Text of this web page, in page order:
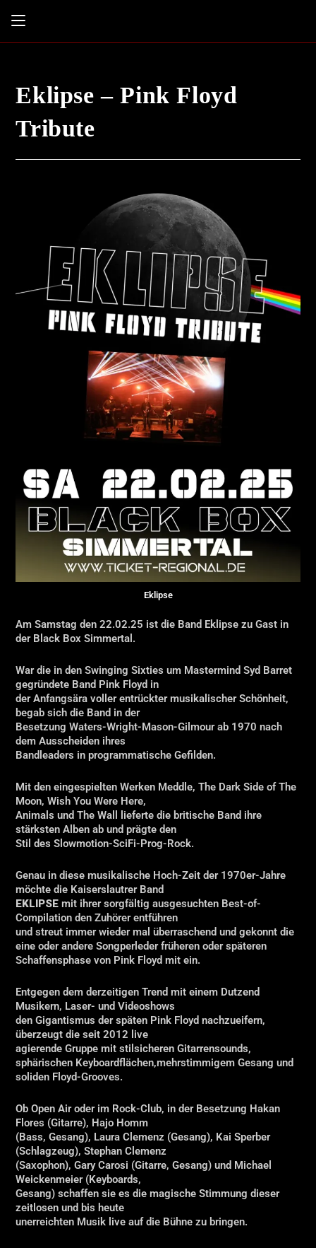
Eklipse – Pink Floyd
Tribute
Eklipse
Am Samstag den 22.02.25 ist die Band Eklipse zu Gast in
der Black Box Simmertal.
War die in den Swinging Sixties um Mastermind Syd Barret
gegründete Band Pink Floyd in
der Anfangsära voller entrückter musikalischer Schönheit,
begab sich die Band in der
Besetzung Waters-Wright-Mason-Gilmour ab 1970 nach
dem Ausscheiden ihres
Bandleaders in programmatische Gefilden.
Mit den eingespielten Werken Meddle, The Dark Side of The
Moon, Wish You Were Here,
Animals und The Wall lieferte die britische Band ihre
stärksten Alben ab und prägte den
Stil des Slowmotion-SciFi-Prog-Rock.
Genau in diese musikalische Hoch-Zeit der 1970er-Jahre
möchte die Kaiserslautrer Band
EKLIPSEmit ihrer sorgfältig ausgesuchten Best-of-
Compilation den Zuhörer entführen
und streut immer wieder mal überraschend und gekonnt die
eine oder andere Songperleder früheren oder späteren
Schaffensphase von Pink Floyd mit ein.
Entgegen dem derzeitigen Trend mit einem Dutzend
Musikern, Laser- und Videoshows
den Gigantismus der späten Pink Floyd nachzueifern,
überzeugt die seit 2012 live
agierende Gruppe mit stilsicheren Gitarrensounds,
sphärischen Keyboardflächen,mehrstimmigem Gesang und
soliden Floyd-Grooves.
Ob Open Air oder im Rock-Club, in der Besetzung Hakan
Flores (Gitarre), Hajo Homm
(Bass, Gesang), Laura Clemenz (Gesang), Kai Sperber
(Schlagzeug), Stephan Clemenz
(Saxophon), Gary Carosi (Gitarre, Gesang) und Michael
Weickenmeier (Keyboards,
Gesang) schaffen sie es die magische Stimmung dieser
zeitlosen und bis heute
unerreichten Musik live auf die Bühne zu bringen.